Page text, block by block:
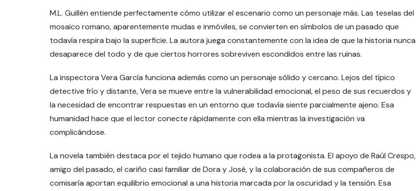
M.L. Guillén entiende perfectamente cómo utilizar el escenario como un personaje más. Las teselas del
mosaico romano, aparentemente mudas e inmóviles, se convierten en símbolos de un pasado que
todavía respira bajo la superficie. La autora juega constantemente con la idea de que la historia nunca
desaparece del todo y de que ciertos horrores sobreviven escondidos entre las ruinas.
La inspectora Vera García funciona además como un personaje sólido y cercano. Lejos del típico
detective frío y distante, Vera se mueve entre la vulnerabilidad emocional, el peso de sus recuerdos y
la necesidad de encontrar respuestas en un entorno que todavía siente parcialmente ajeno. Esa
humanidad hace que el lector conecte rápidamente con ella mientras la investigación va
complicándose.
La novela también destaca por el tejido humano que rodea a la protagonista. El apoyo de Raúl Crespo,
amigo del pasado, el cariño casi familiar de Dora y José, y la colaboración de sus compañeros de
comisaría aportan equilibrio emocional a una historia marcada por la oscuridad y la tensión. Esa